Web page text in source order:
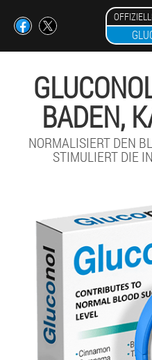
BADEN,
NORMALISIERT DEN
STIMULIERT DIE